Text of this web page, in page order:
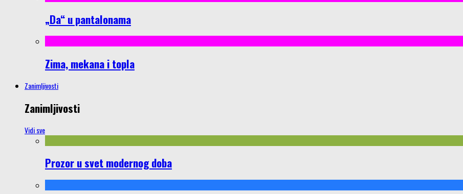
„Da“ u pantalonama
Zima, mekana i topla
Zanimljivosti
Zanimljivosti
Vidi sve
Prozor u svet modernog doba